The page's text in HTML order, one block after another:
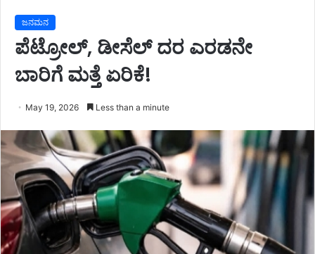
ಜನಮನ
ಪೆಟ್ರೋಲ್, ಡೀಸೆಲ್ ದರ ಎರಡನೇ
ಬಾರಿಗೆ ಮತ್ತೆ ಏರಿಕೆ!
May 19, 2026 Less than a minute